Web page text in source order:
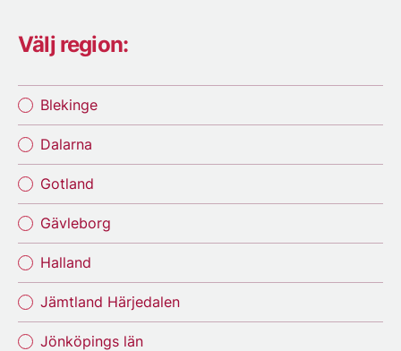
Välj region:
Blekinge
Dalarna
Gotland
Gävleborg
Halland
Jämtland Härjedalen
Jönköpings län